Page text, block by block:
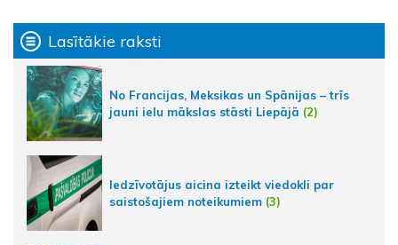
Lasītākie raksti
No Francijas, Meksikas un Spānijas – trīs
jauni ielu mākslas stāsti Liepājā (2)
Iedzīvotājus aicina izteikt viedokli par
saistošajiem noteikumiem (3)